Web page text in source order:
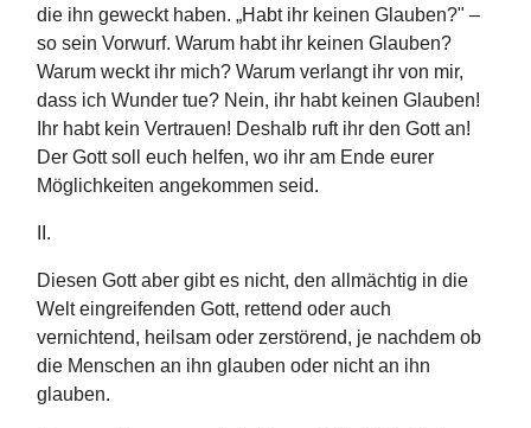
die ihn geweckt haben. „Habt ihr keinen Glauben?" –
so sein Vorwurf. Warum habt ihr keinen Glauben?
Warum weckt ihr mich? Warum verlangt ihr von mir,
dass ich Wunder tue? Nein, ihr habt keinen Glauben!
Ihr habt kein Vertrauen! Deshalb ruft ihr den Gott an!
Der Gott soll euch helfen, wo ihr am Ende eurer
Möglichkeiten angekommen seid.
II.
Diesen Gott aber gibt es nicht, den allmächtig in die
Welt eingreifenden Gott, rettend oder auch
vernichtend, heilsam oder zerstörend, je nachdem ob
die Menschen an ihn glauben oder nicht an ihn
glauben.